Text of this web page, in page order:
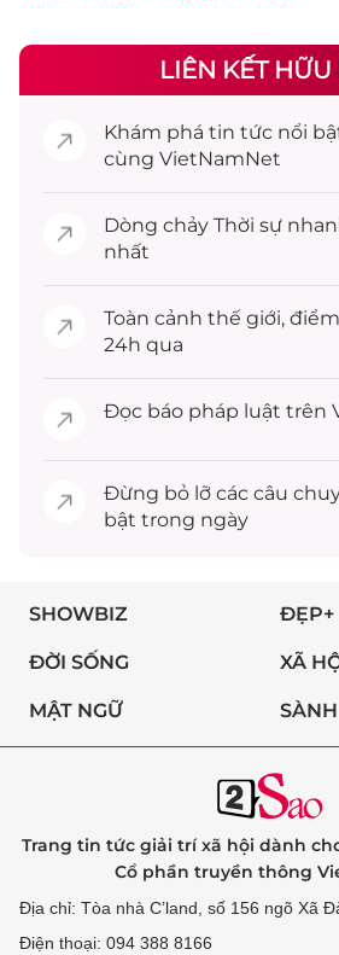
LIÊN KẾT HỮU
Khám phá tin tức nổi
cùng VietNamNet
Dòng chảy Thời sự
nhất
Toàn cảnh thế giới,
24h qua
Đọc báo pháp luật trên
Đừng bỏ lỡ các câu
bật trong ngày
SHOWBIZ ĐẸP+
ĐỜI SỐNG XÃ
MẬT NGỮ SÀNH
Trang tin tức giải trí xã hội dành
Cổ phần truyền thông
Địa chỉ: Tòa nhà C’land, số 156 ngõ Xã
Điện thoại: 094 388 8166